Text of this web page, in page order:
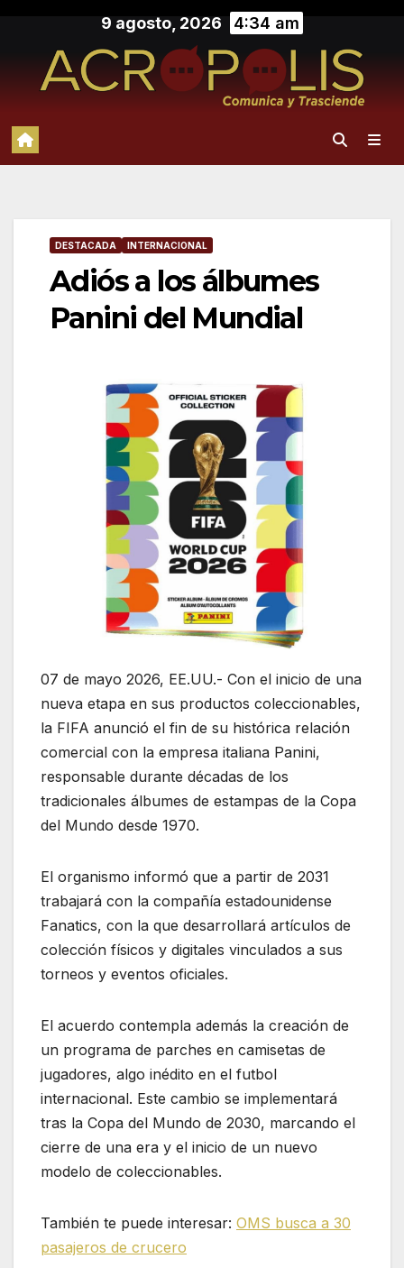
contenido
9 agosto, 2026 4:34 am
DESTACADA INTERNACIONAL
Adiós a los álbumes
Panini del Mundial
07 de mayo 2026, EE.UU.- Con el inicio de una
nueva etapa en sus productos coleccionables,
la FIFA anunció el fin de su histórica relación
comercial con la empresa italiana Panini,
responsable durante décadas de los
tradicionales álbumes de estampas de la Copa
del Mundo desde 1970.
El organismo informó que a partir de 2031
trabajará con la compañía estadounidense
Fanatics, con la que desarrollará artículos de
colección físicos y digitales vinculados a sus
torneos y eventos oficiales.
El acuerdo contempla además la creación de
un programa de parches en camisetas de
jugadores, algo inédito en el futbol
internacional. Este cambio se implementará
tras la Copa del Mundo de 2030, marcando el
cierre de una era y el inicio de un nuevo
modelo de coleccionables.
También te puede interesar: OMS busca a 30
pasajeros de crucero